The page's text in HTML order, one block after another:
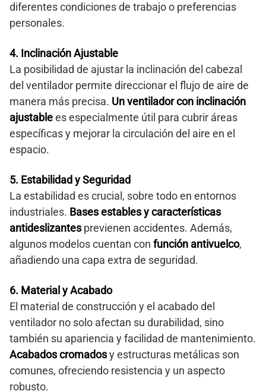
diferentes condiciones de trabajo o preferencias
personales.
4. Inclinación Ajustable
La posibilidad de ajustar la inclinación del cabezal
del ventilador permite direccionar el flujo de aire de
manera más precisa. Un ventilador con inclinación
ajustablees especialmente útil para cubrir áreas
específicas y mejorar la circulación del aire en el
espacio.
5. Estabilidad y Seguridad
La estabilidad es crucial, sobre todo en entornos
industriales. Bases estables y características
antideslizantesprevienen accidentes. Además,
algunos modelos cuentan con función antivuelco,
añadiendo una capa extra de seguridad.
6. Material y Acabado
El material de construcción y el acabado del
ventilador no solo afectan su durabilidad, sino
también su apariencia y facilidad de mantenimiento.
Acabados cromadosy estructuras metálicas son
comunes, ofreciendo resistencia y un aspecto
robusto.